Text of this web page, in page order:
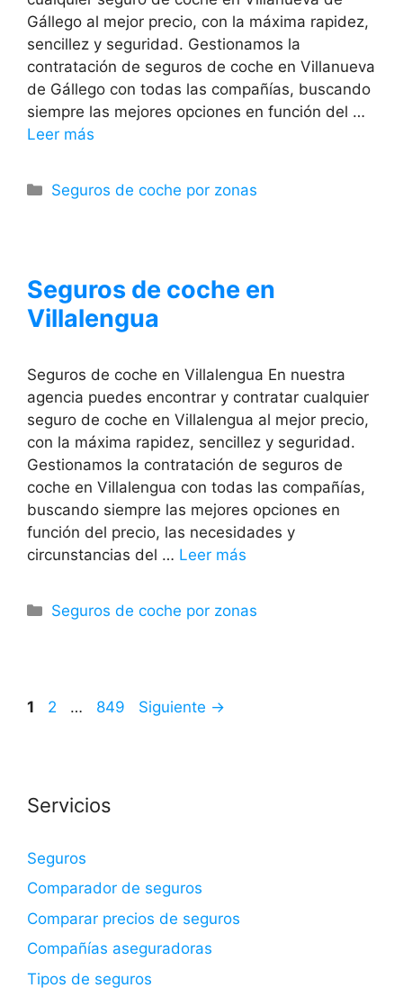
Gállego al mejor precio, con la máxima rapidez,
sencillez y seguridad. Gestionamos la
contratación de seguros de coche en Villanueva
de Gállego con todas las compañías, buscando
siempre las mejores opciones en función del …
Leer más
Categorías
Seguros de coche por zonas
Seguros de coche en
Villalengua
Seguros de coche en Villalengua En nuestra
agencia puedes encontrar y contratar cualquier
seguro de coche en Villalengua al mejor precio,
con la máxima rapidez, sencillez y seguridad.
Gestionamos la contratación de seguros de
coche en Villalengua con todas las compañías,
buscando siempre las mejores opciones en
función del precio, las necesidades y
circunstancias del … Leer más
Categorías
Seguros de coche por zonas
Página
1 Página
2 … Página
849 Siguiente →
Servicios
Seguros
Comparador de seguros
Comparar precios de seguros
Compañías aseguradoras
Tipos de seguros